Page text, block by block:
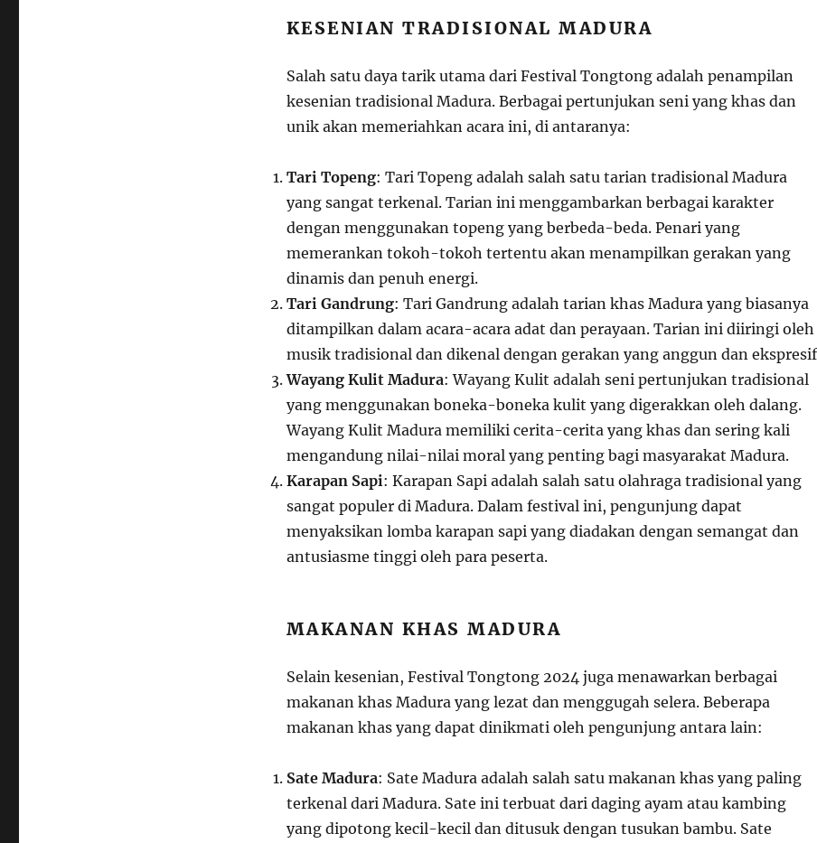
KESENIAN TRADISIONAL MADURA
Salah satu daya tarik utama dari Festival Tongtong adalah penampilan
kesenian tradisional Madura. Berbagai pertunjukan seni yang khas dan
unik akan memeriahkan acara ini, di antaranya:
Tari Topeng: Tari Topeng adalah salah satu tarian tradisional Madura
yang sangat terkenal. Tarian ini menggambarkan berbagai karakter
dengan menggunakan topeng yang berbeda-beda. Penari yang
memerankan tokoh-tokoh tertentu akan menampilkan gerakan yang
dinamis dan penuh energi.
Tari Gandrung: Tari Gandrung adalah tarian khas Madura yang biasanya
ditampilkan dalam acara-acara adat dan perayaan. Tarian ini diiringi oleh
musik tradisional dan dikenal dengan gerakan yang anggun dan
Wayang Kulit Madura: Wayang Kulit adalah seni pertunjukan tradisional
yang menggunakan boneka-boneka kulit yang digerakkan oleh dalang.
Wayang Kulit Madura memiliki cerita-cerita yang khas dan sering kali
mengandung nilai-nilai moral yang penting bagi masyarakat Madura.
Karapan Sapi: Karapan Sapi adalah salah satu olahraga tradisional yang
sangat populer di Madura. Dalam festival ini, pengunjung dapat
menyaksikan lomba karapan sapi yang diadakan dengan semangat dan
antusiasme tinggi oleh para peserta.
MAKANAN KHAS MADURA
Selain kesenian, Festival Tongtong 2024 juga menawarkan berbagai
makanan khas Madura yang lezat dan menggugah selera. Beberapa
makanan khas yang dapat dinikmati oleh pengunjung antara lain:
Sate Madura: Sate Madura adalah salah satu makanan khas yang paling
terkenal dari Madura. Sate ini terbuat dari daging ayam atau kambing
yang dipotong kecil-kecil dan ditusuk dengan tusukan bambu. Sate